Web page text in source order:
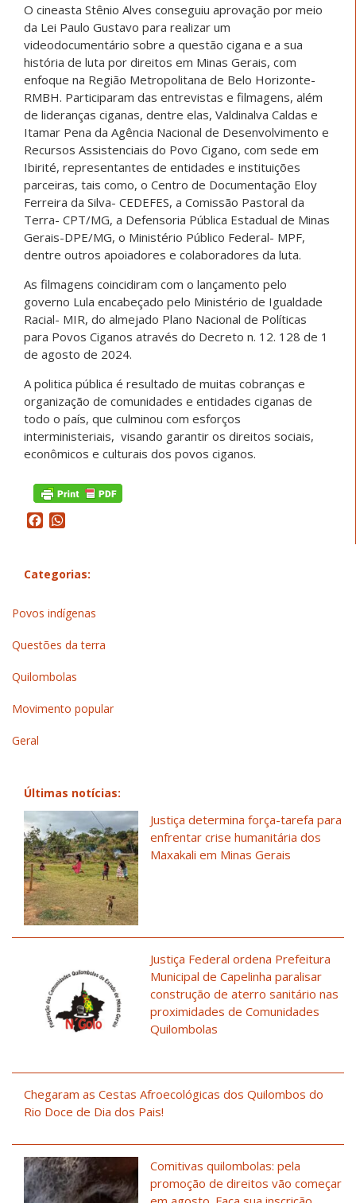
O cineasta Stênio Alves conseguiu aprovação por meio
da Lei Paulo Gustavo para realizar um
videodocumentário sobre a questão cigana e a sua
história de luta por direitos em Minas Gerais, com
enfoque na Região Metropolitana de Belo Horizonte-
RMBH. Participaram das entrevistas e filmagens, além
de lideranças ciganas, dentre elas, Valdinalva Caldas e
Itamar Pena da Agência Nacional de Desenvolvimento e
Recursos Assistenciais do Povo Cigano, com sede em
Ibirité, representantes de entidades e instituições
parceiras, tais como, o Centro de Documentação Eloy
Ferreira da Silva- CEDEFES, a Comissão Pastoral da
Terra- CPT/MG, a Defensoria Pública Estadual de Minas
Gerais-DPE/MG, o Ministério Público Federal- MPF,
dentre outros apoiadores e colaboradores da luta.
As filmagens coincidiram com o lançamento pelo
governo Lula encabeçado pelo Ministério de Igualdade
Racial- MIR, do almejado Plano Nacional de Políticas
para Povos Ciganos através do Decreto n. 12. 128 de 1
de agosto de 2024.
A politica pública é resultado de muitas cobranças e
organização de comunidades e entidades ciganas de
todo o país, que culminou com esforços
interministeriais, visando garantir os direitos sociais,
econômicos e culturais dos povos ciganos.
Facebook
Categorias:
Povos indígenas
Questões da terra
Quilombolas
Movimento popular
Geral
Últimas notícias:
Justiça determina força-tarefa para
enfrentar crise humanitária dos
Maxakali em Minas Gerais
Justiça Federal ordena Prefeitura
Municipal de Capelinha paralisar
construção de aterro sanitário nas
proximidades de Comunidades
Quilombolas
Chegaram as Cestas Afroecológicas dos Quilombos do
Rio Doce de Dia dos Pais!
Comitivas quilombolas: pela
promoção de direitos vão começar